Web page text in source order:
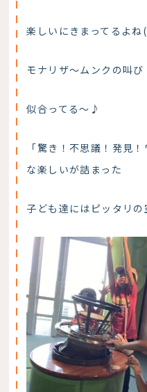
楽しいにきまってるよ
モナリザ～ムンクの叫び
似合ってる～♪
「驚き！不思議！発見
な楽しいが詰まった
子ども達にはピッタリ